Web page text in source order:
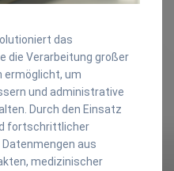
das
die Verarbeitung großer
ermöglicht, um
und administrative
Durch den Einsatz
fortschrittlicher
aus
medizinischer